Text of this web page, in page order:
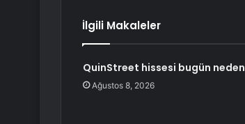
İlgili Makaleler
QuinStreet hissesi bugün
Ağustos 8, 2026